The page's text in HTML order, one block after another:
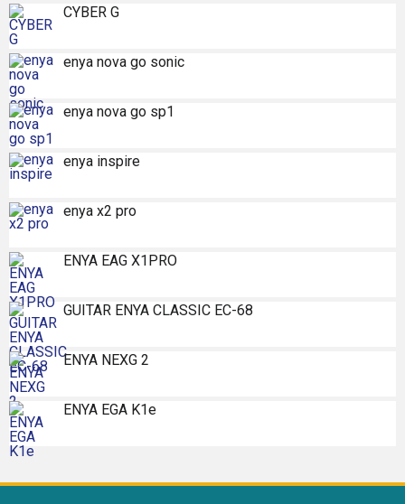
CYBER G
enya nova go sonic
enya nova go sp1
enya inspire
enya x2 pro
ENYA EAG X1PRO
GUITAR ENYA CLASSIC EC-68
ENYA NEXG 2
ENYA EGA K1e